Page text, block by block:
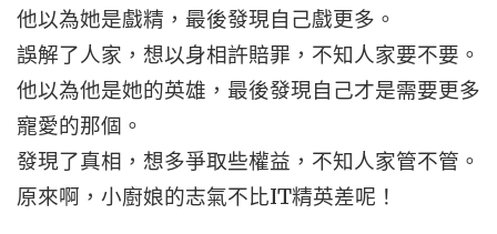
他以為她是戲精，最後發現自己戲更多。
誤解了人家，想以身相許賠罪，不知人家要不要。
他以為他是她的英雄，最後發現自己才是需要更多
寵愛的那個。
發現了真相，想多爭取些權益，不知人家管不管。
原來啊，小廚娘的志氣不比IT精英差呢！